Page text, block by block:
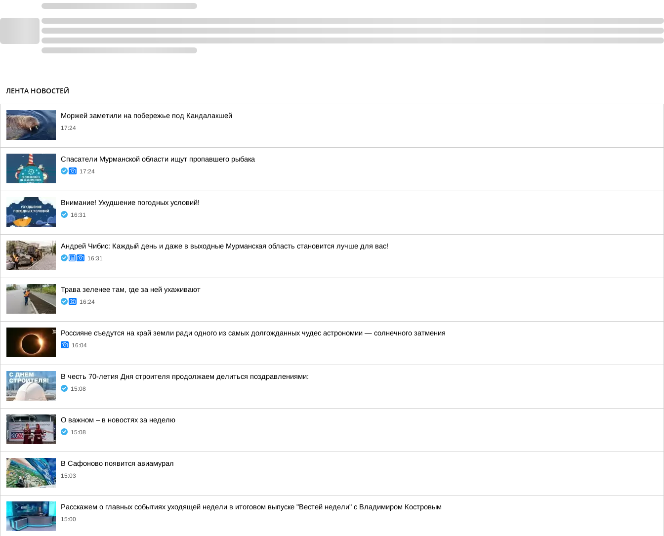
ЛЕНТА НОВОСТЕЙ
Моржей заметили на побережье под Кандалакшей
17:24
Спасатели Мурманской области ищут пропавшего рыбака
17:24
Внимание! Ухудшение погодных условий!
16:31
Андрей Чибис: Каждый день и даже в выходные Мурманская область становится лучше для вас!
16:31
Трава зеленее там, где за ней ухаживают
16:24
Россияне съедутся на край земли ради одного из самых долгожданных чудес астрономии — солнечного затмения
16:04
В честь 70-летия Дня строителя продолжаем делиться поздравлениями:
15:08
О важном – в новостях за неделю
15:08
В Сафоново появится авиамурал
15:03
Расскажем о главных событиях уходящей недели в итоговом выпуске "Вестей недели" с Владимиром Костровым
15:00